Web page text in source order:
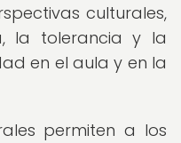
culturales,
la tolerancia y la
en el aula y en la
permiten a los